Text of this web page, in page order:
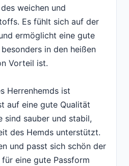
weichen und
Es fühlt sich auf der
ermöglicht eine gute
in den heißen
Vorteil ist.
Herrenhemds ist
auf eine gute Qualität
sind sauber und stabil,
des Hemds unterstützt.
und passt sich schön der
eine gute Passform